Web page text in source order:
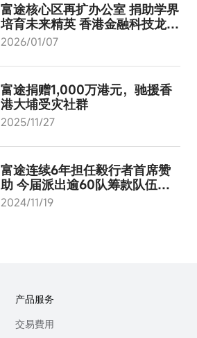
富途核⼼区再扩办公室 捐助学界
培育未来精英 ⾹港金融科技龙头
持续吸纳顶尖⼈才
2026/01/07
富途捐赠1,000万港元，驰援香
港大埔受灾社群
2025/11/27
富途连续6年担任毅行者首席赞
助 今届派出逾60队筹款队伍
「富途毅行队」获「40公里」组
2024/11/19
产品服务
交易費用